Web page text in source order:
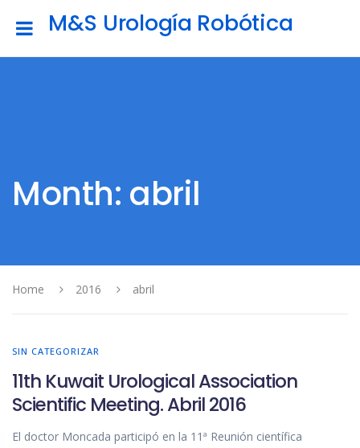
M&S Urología Robótica
Month: abril
Home 2016 abril
SIN CATEGORIZAR
11th Kuwait Urological Association
Scientific Meeting. Abril 2016
El doctor Moncada participó en la 11ª Reunión científica